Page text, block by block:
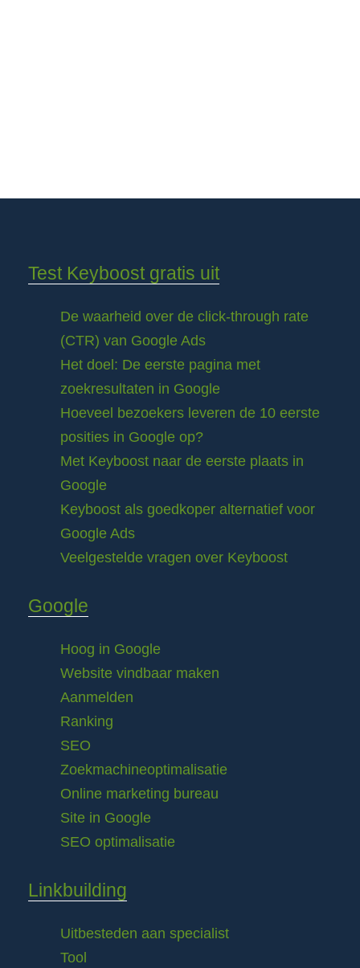
Test Keyboost gratis uit
De waarheid over de click-through rate
(CTR) van Google Ads
Het doel: De eerste pagina met
zoekresultaten in Google
Hoeveel bezoekers leveren de 10 eerste
posities in Google op?
Met Keyboost naar de eerste plaats in
Google
Keyboost als goedkoper alternatief voor
Google Ads
Veelgestelde vragen over Keyboost
Google
Hoog in Google
Website vindbaar maken
Aanmelden
Ranking
SEO
Zoekmachineoptimalisatie
Online marketing bureau
Site in Google
SEO optimalisatie
Linkbuilding
Uitbesteden aan specialist
Tool